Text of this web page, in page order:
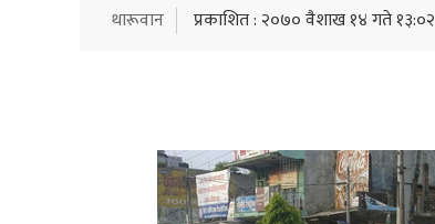
थारूवान प्रकाशित : २०७० वैशाख १४ गते १३:०२